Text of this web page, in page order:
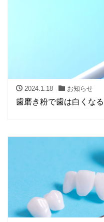
2024.1.18 お知らせ
歯磨き粉で歯は白くな